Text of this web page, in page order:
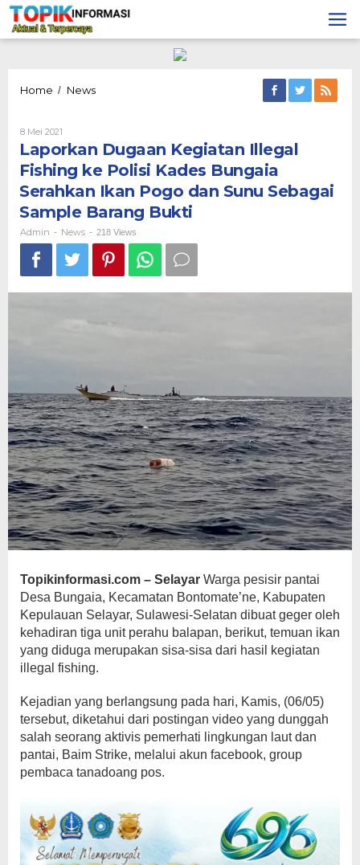
Lewati
konten
Home / NewsLaporkan
Fishing
Polisi
Kades
Bungaia
Serahkan
Ikan
dan
Sunu
Sebagai
8 Mei 2021
Admin
Laporkan Dugaan Kegiatan Illegal
Fishing ke Polisi Kades Bungaia
Serahkan Ikan Pogo dan Sunu Sebagai
Sample Barang Bukti
Admin - News - 218 Views
Topikinformasi.com – Selayar Warga pesisir pantai
Desa Bungaia, Kecamatan Bontomate’ne, Kabupaten
Kepulauan Selayar, Sulawesi-Selatan dibuat geger oleh
kehadiran tiga unit perahu balapan, berikut, temuan ikan
yang diduga merupakan sisa-sisa dari hasil kegiatan
illegal fishing.
Kejadian yang berlangsung pada hari, Kamis, (06/05)
tersebut, diketahui dari postingan video yang dunggah
salah seorang aktivis pemerhati lingkungan laut dan
pantai, Baim Strike, melalui akun facebook, group
pembaca tanadoang pos.